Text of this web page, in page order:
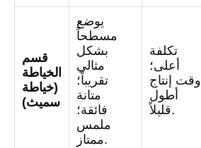
قسم
الخياطة
(خياطة
سميث)
يوضع
مسطحاً
بشكل
مثالي
تقريباً؛
متانة
فائقة؛
ملمس
ممتاز.
تكلفة
أعلى؛
وقت إنتاج
أطول
قليلاً.